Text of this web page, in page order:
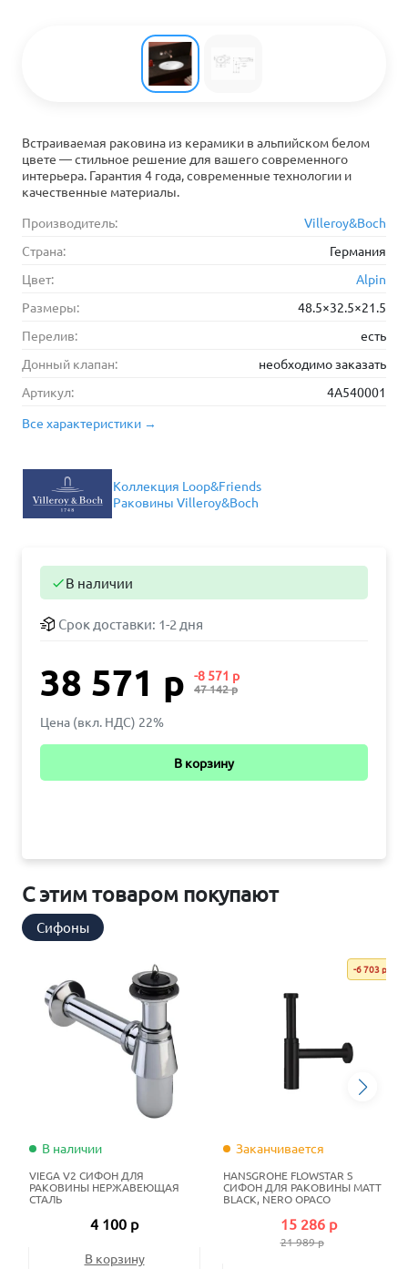
Встраиваемая раковина из керамики в альпийском белом
цвете — стильное решение для вашего современного
интерьера. Гарантия 4 года, современные технологии и
качественные материалы.
Производитель:
Villeroy&Boch
Страна:
Германия
Цвет:
Alpin
Размеры:
48.5×32.5×21.5
Перелив:
есть
Донный клапан:
необходимо заказать
Артикул:
4A540001
Все характеристики →
Коллекция Loop&Friends
Раковины Villeroy&Boch
В наличии
Срок доставки: 1-2 дня
38 571 р -8 571 р
47 142 р
Цена (вкл. НДС) 22%
В корзину
С этим товаром покупают
Сифоны
В наличии
VIEGA V2 СИФОН ДЛЯ
РАКОВИНЫ НЕРЖАВЕЮЩАЯ
СТАЛЬ
4 100 р
В корзину
-6 703 р
Заканчивается
HANSGROHE FLOWSTAR S
СИФОН ДЛЯ РАКОВИНЫ MATT
BLACK, NERO OPACO
15 286 р
21 989 р